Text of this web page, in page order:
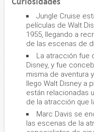
Jungle Cruise
películas de Walt
1955, llegando a
de las escenas de
La atracción fue
Disney, y fue
misma de aventura
llego Walt Disney a
están relacionadas
de la atracción que
Marc Davis se
las escenas de la